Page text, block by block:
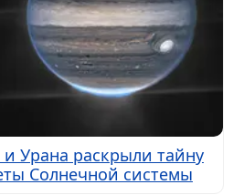
Урана раскрыли тайну
Солнечной системы